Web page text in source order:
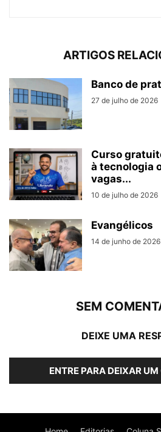
ARTIGOS
Banco de
27 de julho de 2026
Curso
à tecnologia
vagas...
10 de julho de 2026
Evangélicos
14 de junho de 2026
SEM
DEIXE UMA
ENTRE PARA DEIXAR